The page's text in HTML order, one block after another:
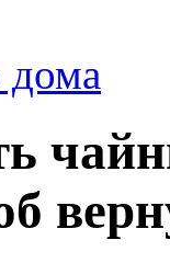
дома